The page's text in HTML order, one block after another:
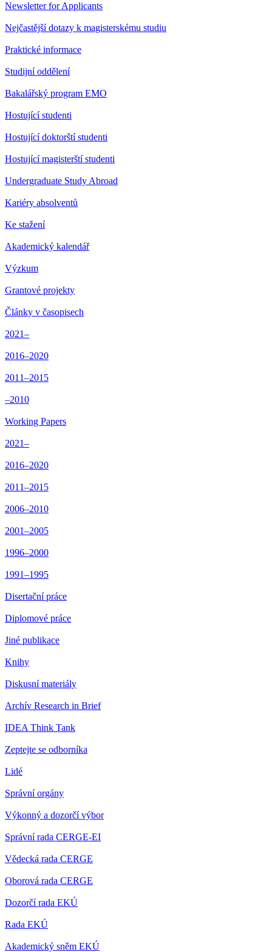
Newsletter for Applicants
Nejčastější dotazy k magisterskému studiu
Praktické informace
Studijní oddělení
Bakalářský program EMO
Hostující studenti
Hostující doktorští studenti
Hostující magisterští studenti
Undergraduate Study Abroad
Kariéry absolventů
Ke stažení
Akademický kalendář
Výzkum
Grantové projekty
Články v časopisech
2021–
2016–2020
2011–2015
–2010
Working Papers
2021–
2016–2020
2011–2015
2006–2010
2001–2005
1996–2000
1991–1995
Disertační práce
Diplomové práce
Jiné publikace
Knihy
Diskusní materiály
Archív Research in Brief
IDEA Think Tank
Zeptejte se odborníka
Lidé
Správní orgány
Výkonný a dozorčí výbor
Správní rada CERGE-EI
Vědecká rada CERGE
Oborová rada CERGE
Dozorčí rada EKÚ
Rada EKÚ
Akademický sněm EKÚ